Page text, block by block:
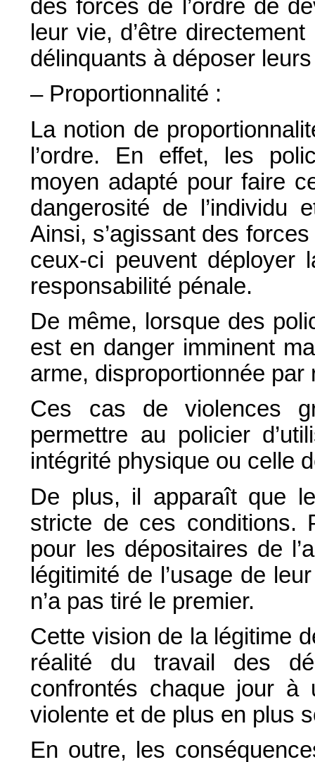
des forces de l’ordre de
leur vie, d’être
délinquants à déposer
– Proportionnalité :
La notion de
l’ordre. En effet, les
moyen adapté pour faire
dangerosité de l’individu
Ainsi, s’agissant des
ceux-ci peuvent déployer
responsabilité pénale.
De même, lorsque des
est en danger imminent
arme, disproportionnée par
Ces cas de violences
permettre au policier
intégrité physique ou celle
De plus, il apparaît que
stricte de ces conditions.
pour les dépositaires de
légitimité de l’usage de
n’a pas tiré le premier.
Cette vision de la légitime
réalité du travail des
confrontés chaque jour à
violente et de plus en plus
En outre, les